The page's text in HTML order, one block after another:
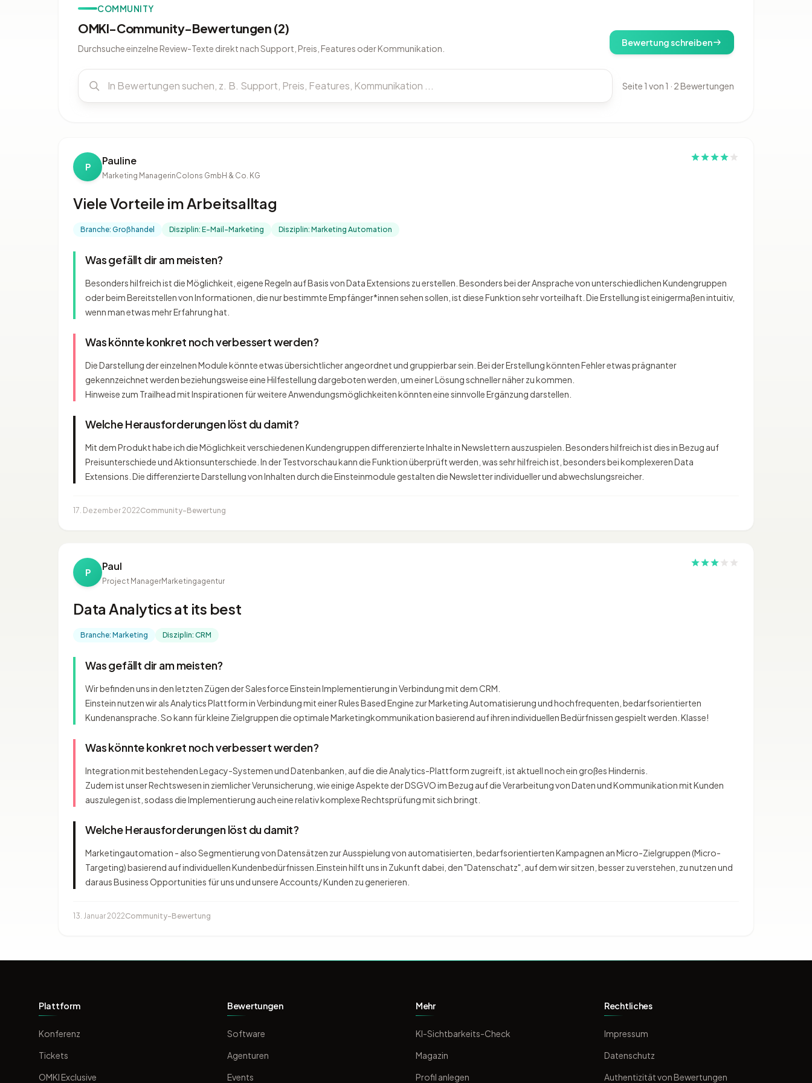
COMMUNITY
OMKI-Community-Bewertungen (2)
Durchsuche einzelne Review-Texte direkt nach Support, Preis, Features oder Kommunikation.
Bewertung schreiben
Seite 1 von 1 · 2 Bewertungen
P Pauline
Marketing ManagerinColons GmbH & Co. KG
Viele Vorteile im Arbeitsalltag
Branche: Großhandel Disziplin: E-Mail-Marketing Disziplin: Marketing Automation
Was gefällt dir am meisten?
Besonders hilfreich ist die Möglichkeit, eigene Regeln auf Basis von Data Extensions zu erstellen. Besonders bei der Ansprache von unterschiedlichen Kundengruppen
oder beim Bereitstellen von Informationen, die nur bestimmte Empfänger*innen sehen sollen, ist diese Funktion sehr vorteilhaft. Die Erstellung ist einigermaßen intuitiv,
wenn man etwas mehr Erfahrung hat.
Was könnte konkret noch verbessert werden?
Die Darstellung der einzelnen Module könnte etwas übersichtlicher angeordnet und gruppierbar sein. Bei der Erstellung könnten Fehler etwas prägnanter
gekennzeichnet werden beziehungsweise eine Hilfestellung dargeboten werden, um einer Lösung schneller näher zu kommen.
Hinweise zum Trailhead mit Inspirationen für weitere Anwendungsmöglichkeiten könnten eine sinnvolle Ergänzung darstellen.
Welche Herausforderungen löst du damit?
Mit dem Produkt habe ich die Möglichkeit verschiedenen Kundengruppen differenzierte Inhalte in Newslettern auszuspielen. Besonders hilfreich ist dies in Bezug auf
Preisunterschiede und Aktionsunterschiede. In der Testvorschau kann die Funktion überprüft werden, was sehr hilfreich ist, besonders bei komplexeren Data
Extensions. Die differenzierte Darstellung von Inhalten durch die Einsteinmodule gestalten die Newsletter individueller und abwechslungsreicher.
17. Dezember 2022Community-Bewertung
P Paul
Project ManagerMarketingagentur
Data Analytics at its best
Branche: Marketing Disziplin: CRM
Was gefällt dir am meisten?
Wir befinden uns in den letzten Zügen der Salesforce Einstein Implementierung in Verbindung mit dem CRM.
Einstein nutzen wir als Analytics Plattform in Verbindung mit einer Rules Based Engine zur Marketing Automatisierung und hochfrequenten, bedarfsorientierten
Kundenansprache. So kann für kleine Zielgruppen die optimale Marketingkommunikation basierend auf ihren individuellen Bedürfnissen gespielt werden. Klasse!
Was könnte konkret noch verbessert werden?
Integration mit bestehenden Legacy-Systemen und Datenbanken, auf die die Analytics-Plattform zugreift, ist aktuell noch ein großes Hindernis.
Zudem ist unser Rechtswesen in ziemlicher Verunsicherung, wie einige Aspekte der DSGVO im Bezug auf die Verarbeitung von Daten und Kommunikation mit Kunden
auszulegen ist, sodass die Implementierung auch eine relativ komplexe Rechtsprüfung mit sich bringt.
Welche Herausforderungen löst du damit?
Marketingautomation - also Segmentierung von Datensätzen zur Ausspielung von automatisierten, bedarfsorientierten Kampagnen an Micro-Zielgruppen (Micro-
Targeting) basierend auf individuellen Kundenbedürfnissen.Einstein hilft uns in Zukunft dabei, den "Datenschatz", auf dem wir sitzen, besser zu verstehen, zu nutzen und
daraus Business Opportunities für uns und unsere Accounts/ Kunden zu generieren.
13. Januar 2022Community-Bewertung
Plattform
Konferenz
Tickets
OMKI Exclusive
Bewertungen
Software
Agenturen
Events
Mehr
KI-Sichtbarkeits-Check
Magazin
Profil anlegen
Rechtliches
Impressum
Datenschutz
Authentizität von Bewertungen